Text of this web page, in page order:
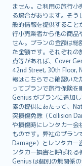
ません。ご利用の旅行
る場合があります。そ
般的情報を提供すること
行小売業者から他の商品
せん。プランの金額は
た金額です。それぞれ
点等があれば、Cover
42nd Street, 30th Floor,
報はこちらでご確認い
ってプランで旅行保険
Genius がプランに追加
素の提供にあたって、
突損傷免除（Collision
や損傷時にレンタカー会
ものです。弊社のプラン
Damage）とレンタカー
ンタカー損害と呼ばれ
Genius は個別の無関係
Slovensky
Slovenščina
Українська
Tiếng Việt